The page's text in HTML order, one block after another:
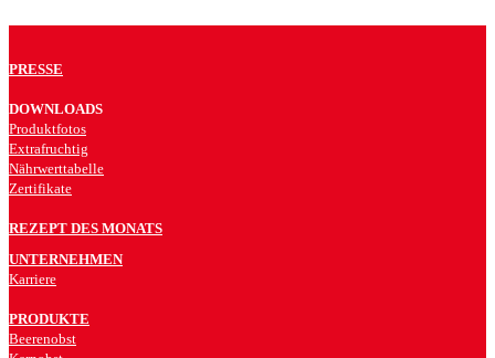
PRESSE
DOWNLOADS
Produktfotos
Extrafruchtig
Nährwerttabelle
Zertifikate
REZEPT DES MONATS
UNTERNEHMEN
Karriere
PRODUKTE
Beerenobst